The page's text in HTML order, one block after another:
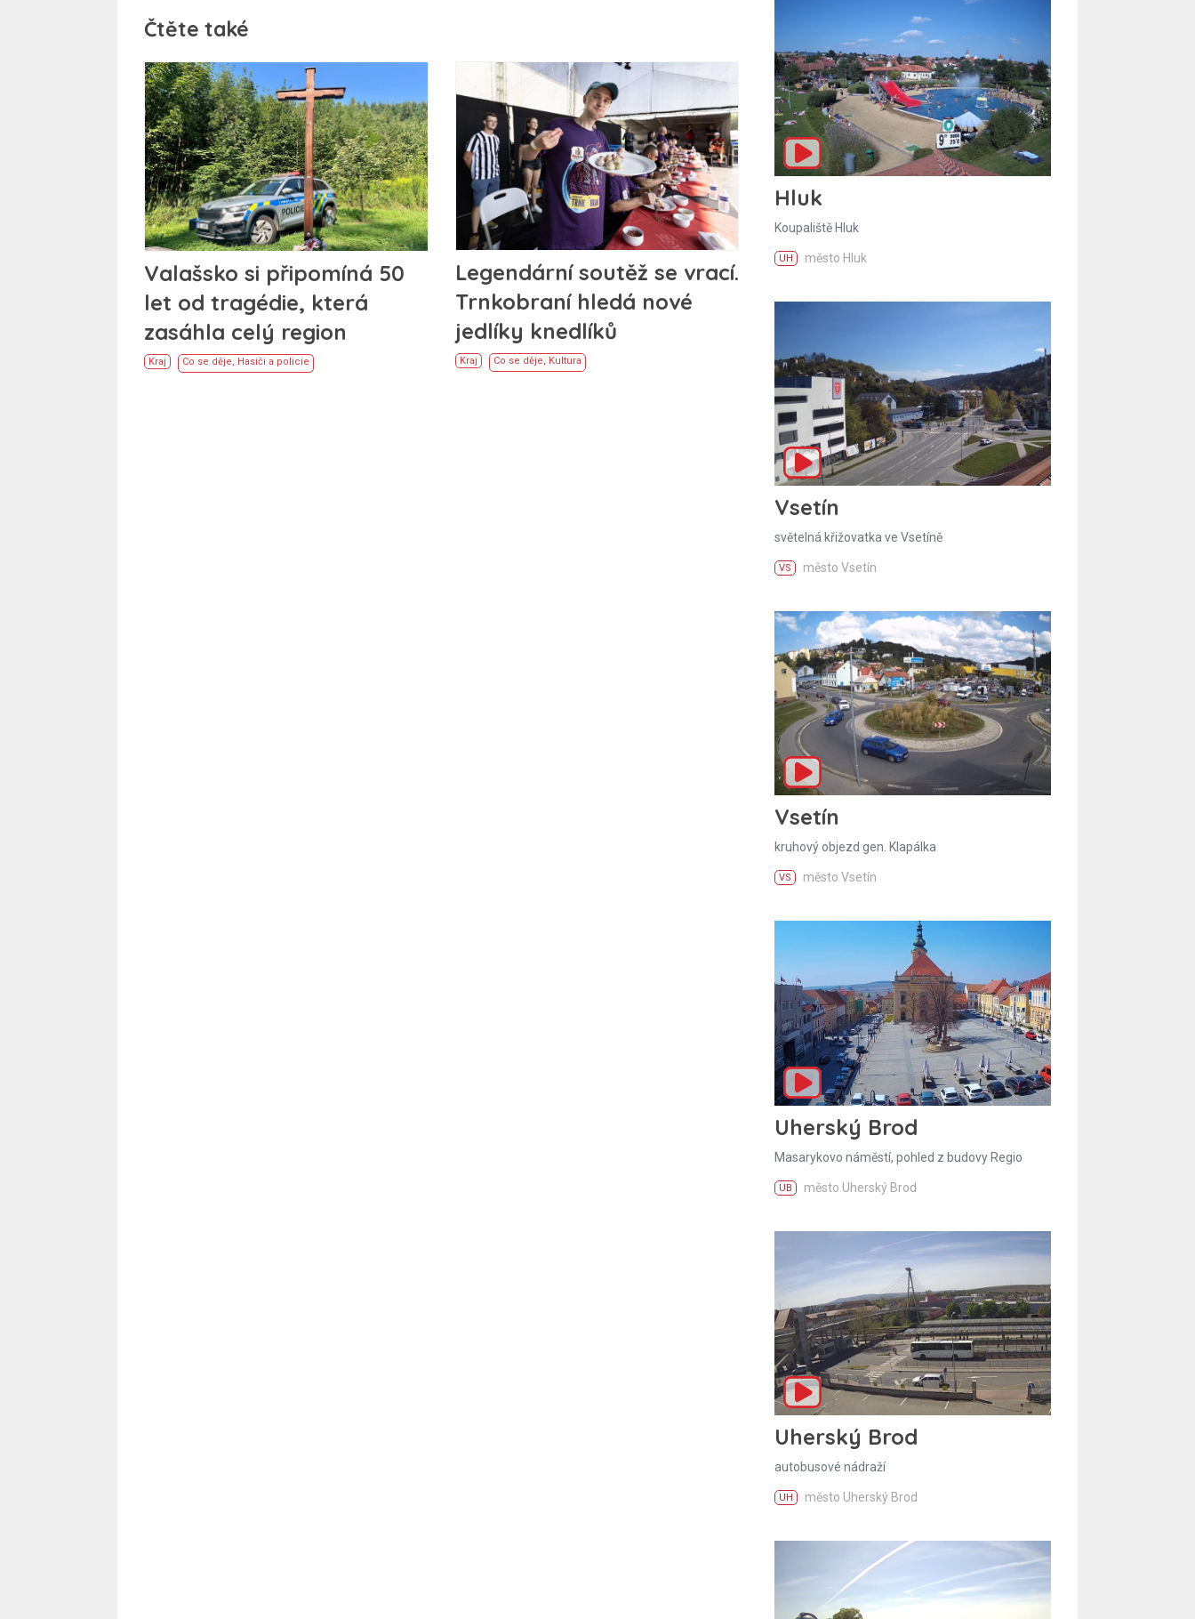
Čtěte také
Valašsko si připomíná 50
let od tragédie, která
zasáhla celý region
Kraj Co se děje Hasiči a policie
Legendární soutěž se vrací.
Trnkobraní hledá nové
jedlíky knedlíků
Kraj Co se děje, Kultura
Hluk
Koupaliště Hluk
UH město Hluk
Vsetín
světelná křižovatka ve Vsetíně
VS město Vsetín
Vsetín
kruhový objezd gen. Klapálka
VS město Vsetín
Uherský Brod
Masarykovo náměstí, pohled z budovy Regio
UB město Uherský Brod
Uherský Brod
autobusové nádraží
UH město Uherský Brod